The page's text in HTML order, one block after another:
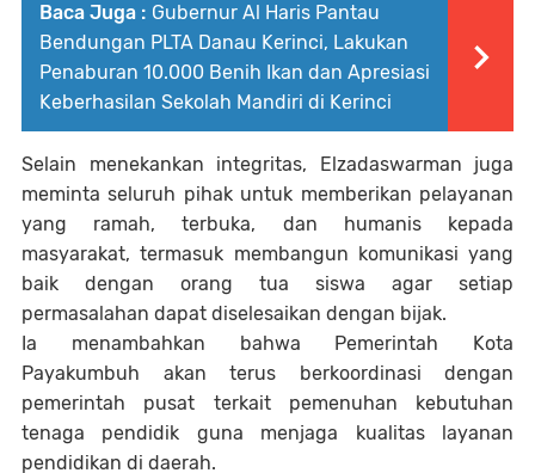
Baca Juga : Gubernur Al Haris Pantau
Bendungan PLTA Danau Kerinci, Lakukan
Penaburan 10.000 Benih Ikan dan Apresiasi
Keberhasilan Sekolah Mandiri di Kerinci
Selain menekankan integritas, Elzadaswarman juga
meminta seluruh pihak untuk memberikan pelayanan
yang ramah, terbuka, dan humanis kepada
masyarakat, termasuk membangun komunikasi yang
baik dengan orang tua siswa agar setiap
permasalahan dapat diselesaikan dengan bijak.
Ia menambahkan bahwa Pemerintah Kota
Payakumbuh akan terus berkoordinasi dengan
pemerintah pusat terkait pemenuhan kebutuhan
tenaga pendidik guna menjaga kualitas layanan
pendidikan di daerah.